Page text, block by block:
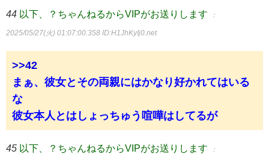
44 以下、？ちゃんねるからVIPがお送りします ：
2025/05/27(火) 01:07:00.358 ID:H1JhKyIj0.net
>>42
まぁ、彼女とその両親にはかなり好かれてはいる
な
彼女本人とはしょっちゅう喧嘩はしてるが
45 以下、？ちゃんねるからVIPがお送りします ：